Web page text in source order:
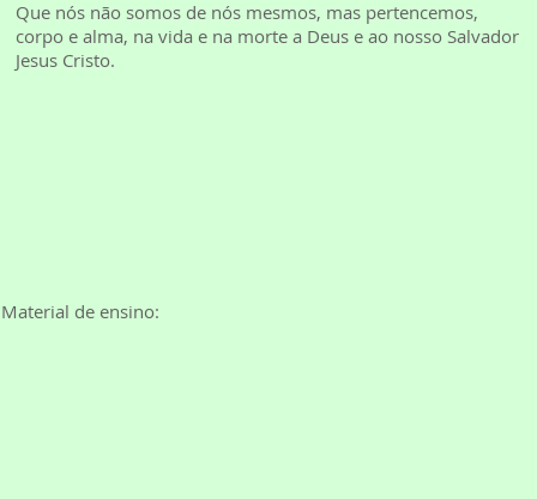
Que nós não somos de nós mesmos, mas pertencemos,
corpo e alma, na vida e na morte a Deus e ao nosso Salvador
Jesus Cristo.
Material de ensino: